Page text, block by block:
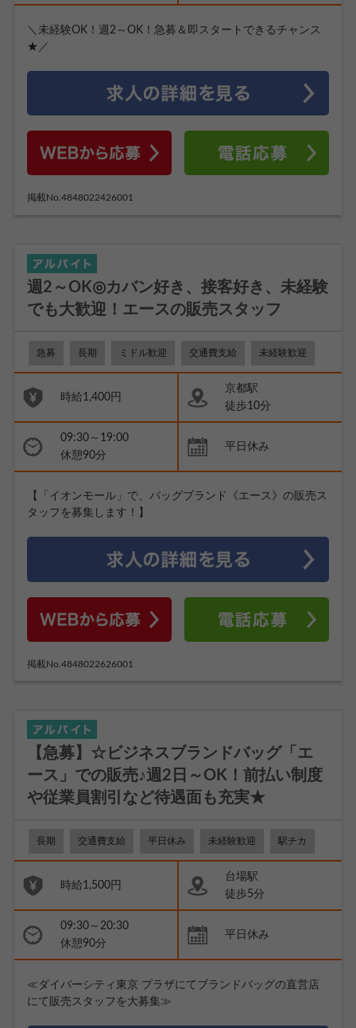
＼未経験OK！週2～OK！急募＆即スタートできるチャンス
★／
掲載No.4848022426001
週2～OK◎カバン好き、接客好き、未経験
でも大歓迎！エースの販売スタッフ
急募 長期 ミドル歓迎 交通費支給 未経験歓迎
時給1,400円
京都駅
徒歩10分
09:30～19:00
休憩90分
平日休み
【「イオンモール」で、バッグブランド《エース》の販売ス
タッフを募集します！】
掲載No.4848022626001
【急募】☆ビジネスブランドバッグ「エ
ース」での販売♪週2日～OK！前払い制度
や従業員割引など待遇面も充実★
長期 交通費支給 平日休み 未経験歓迎 駅チカ
時給1,500円
台場駅
徒歩5分
09:30～20:30
休憩90分
平日休み
≪ダイバーシティ東京 プラザにてブランドバッグの直営店
にて販売スタッフを大募集≫